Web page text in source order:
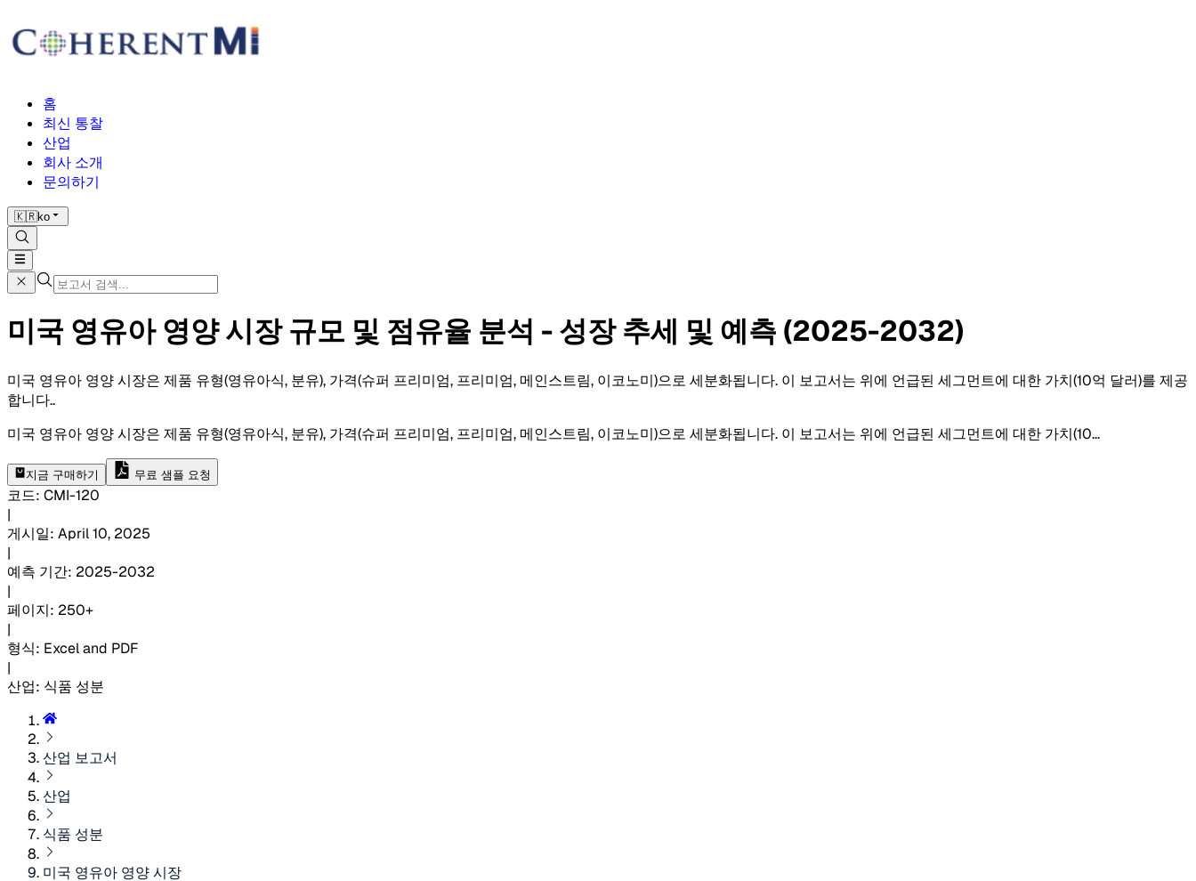
홈
최신 통찰
산업
회사 소개
문의하기
🇰🇷ko
미국 영유아 영양 시장 규모 및 점유율 분석 - 성장 추세 및 예측 (2025-2032)
미국 영유아 영양 시장은 제품 유형(영유아식, 분유), 가격(슈퍼 프리미엄, 프리미엄, 메인스트림, 이코노미)으로 세분화됩니다. 이 보고서는 위에 언급된 세그먼트에 대한 가치(10억 달러)를 제공
합니다..
미국 영유아 영양 시장은 제품 유형(영유아식, 분유), 가격(슈퍼 프리미엄, 프리미엄, 메인스트림, 이코노미)으로 세분화됩니다. 이 보고서는 위에 언급된 세그먼트에 대한 가치(10...
지금 구매하기 무료 샘플 요청
코드: CMI-120
|
게시일: April 10, 2025
|
예측 기간: 2025-2032
|
페이지: 250+
|
형식: Excel and PDF
|
산업: 식품 성분
산업 보고서
산업
식품 성분
미국 영유아 영양 시장